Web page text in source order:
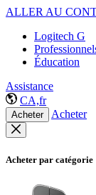
ALLER AU
Logitech G
Éducation
Assistance
CA,fr
Acheter Acheter
Acheter par catégorie